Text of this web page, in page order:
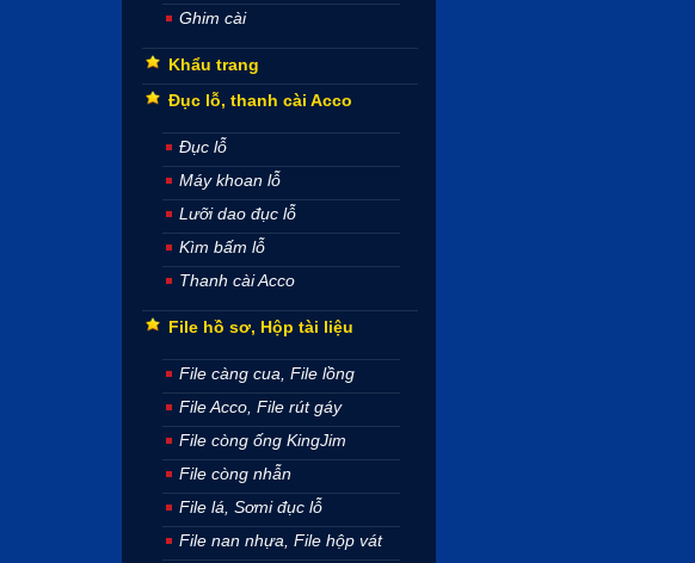
Ghim cài
Khẩu trang
Đục lỗ, thanh cài Acco
Đục lỗ
Máy khoan lỗ
Lưỡi dao đục lỗ
Kìm bấm lỗ
Thanh cài Acco
File hồ sơ, Hộp tài liệu
File càng cua, File lồng
File Acco, File rút gáy
File còng ống KingJim
File còng nhẫn
File lá, Sơmi đục lỗ
File nan nhựa, File hộp vát